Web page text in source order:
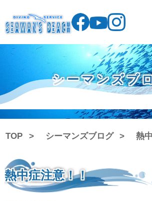
シーマンズブ
TOP シーマンズブログ 熱
熱中症注意！！